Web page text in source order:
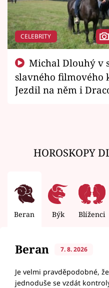
CELEBRITY
slavného filmového
Jezdil na něm i
HOROSKOPY
Beran Býk Blíženci
Beran 7. 8. 2026
Je velmi pravděpodobné,
jednoduše se vzdát